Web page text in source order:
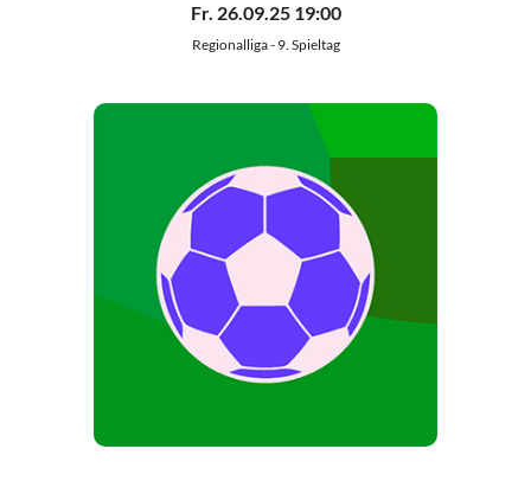
Fr. 26.09.25 19:00
Regionalliga - 9. Spieltag